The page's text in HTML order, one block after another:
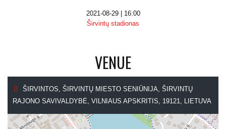
2021-08-29 | 16:00
Širvintų stadionas
VENUE
ŠIRVINTOS, ŠIRVINTŲ MIESTO SENIŪNIJA, ŠIRVINTŲ
RAJONO SAVIVALDYBĖ, VILNIAUS APSKRITIS, 19121, LIETUVA